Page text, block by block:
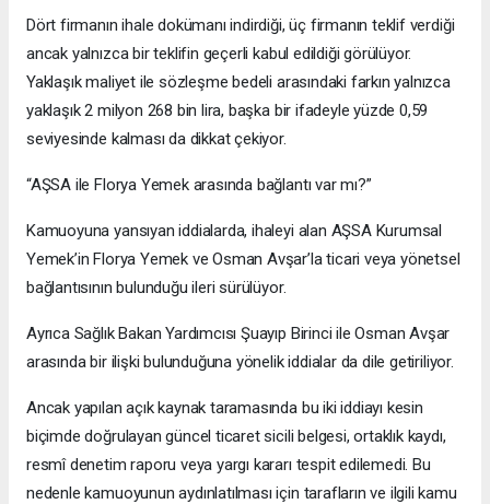
Dört firmanın ihale dokümanı indirdiği, üç firmanın teklif verdiği
ancak yalnızca bir teklifin geçerli kabul edildiği görülüyor.
Yaklaşık maliyet ile sözleşme bedeli arasındaki farkın yalnızca
yaklaşık 2 milyon 268 bin lira, başka bir ifadeyle yüzde 0,59
seviyesinde kalması da dikkat çekiyor.
“AŞSA ile Florya Yemek arasında bağlantı var mı?”
Kamuoyuna yansıyan iddialarda, ihaleyi alan AŞSA Kurumsal
Yemek’in Florya Yemek ve Osman Avşar’la ticari veya yönetsel
bağlantısının bulunduğu ileri sürülüyor.
Ayrıca Sağlık Bakan Yardımcısı Şuayıp Birinci ile Osman Avşar
arasında bir ilişki bulunduğuna yönelik iddialar da dile getiriliyor.
Ancak yapılan açık kaynak taramasında bu iki iddiayı kesin
biçimde doğrulayan güncel ticaret sicili belgesi, ortaklık kaydı,
resmî denetim raporu veya yargı kararı tespit edilemedi. Bu
nedenle kamuoyunun aydınlatılması için tarafların ve ilgili kamu